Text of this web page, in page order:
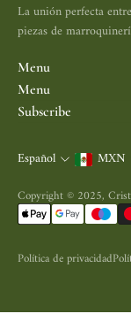
La unión perfecta
piezas de
Menu
Inicio
Porta Vinos
Accesorios
Contacto
Menu
Search
Política de Devolución
Política de Envío
Términos y
Subscribe
Correo electrónico
Español MXN
Copyright © 2025,
Política de privacidad